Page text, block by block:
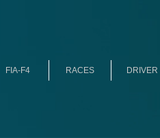
FIA-F4 RACES DRIVER